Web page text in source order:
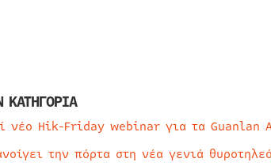
νέο Hik-Friday webinar για τα Guanlan
την πόρτα στη νέα γενιά